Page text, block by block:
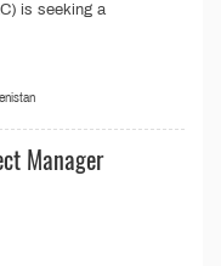
is seeking a
Manager